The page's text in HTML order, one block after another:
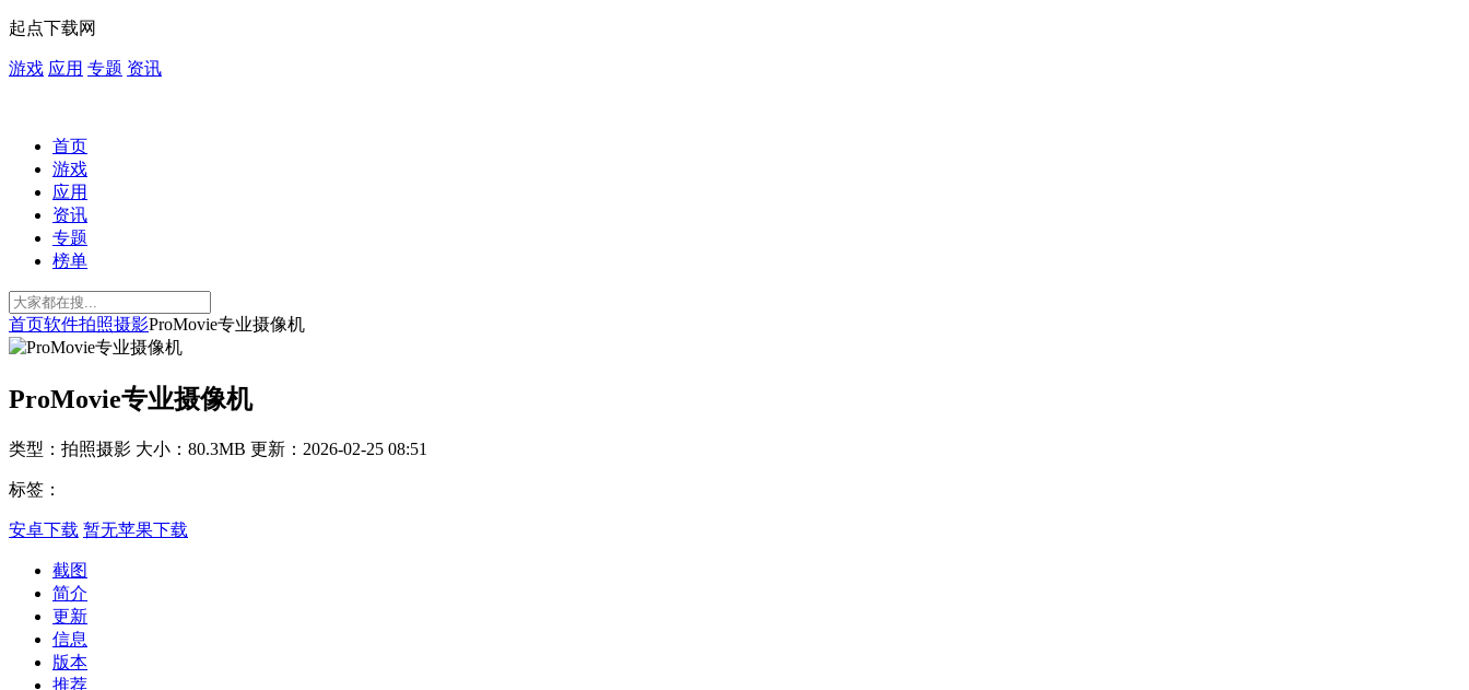
起点下载网
游戏 应用 专题 资讯
首页
游戏
应用
资讯
专题
榜单
首页软件拍照摄影ProMovie专业摄像机
ProMovie专业摄像机
类型：拍照摄影 大小：80.3MB 更新：2026-02-25 08:51
标签：
安卓下载 暂无苹果下载
截图
简介
更新
信息
版本
推荐